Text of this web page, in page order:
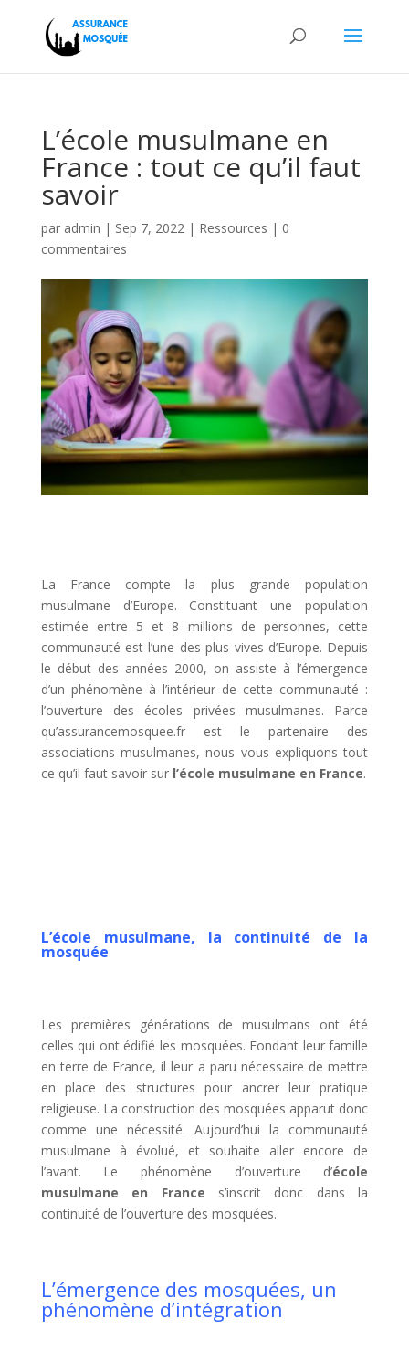
L’école musulmane en
France : tout ce qu’il faut
savoir
par admin | Sep 7, 2022| Ressources | 0
commentaires
La France compte la plus grande population
musulmane d’Europe. Constituant une population
estimée entre 5 et 8 millions de personnes, cette
communauté est l’une des plus vives d’Europe. Depuis
le début des années 2000, on assiste à l’émergence
d’un phénomène à l’intérieur de cette communauté :
l’ouverture des écoles privées musulmanes. Parce
qu’assurancemosquee.fr est le partenaire des
associations musulmanes, nous vous expliquons tout
ce qu’il faut savoir sur l’école musulmane en France.
L’école musulmane, la continuité de la
mosquée
Les premières générations de musulmans ont été
celles qui ont édifié les mosquées. Fondant leur famille
en terre de France, il leur a paru nécessaire de mettre
en place des structures pour ancrer leur pratique
religieuse. La construction des mosquées apparut donc
comme une nécessité. Aujourd’hui la communauté
musulmane à évolué, et souhaite aller encore de
l’avant. Le phénomène d’ouverture d’école
musulmane en France s’inscrit donc dans la
continuité de l’ouverture des mosquées.
L’émergence des mosquées, un
phénomène d’intégration